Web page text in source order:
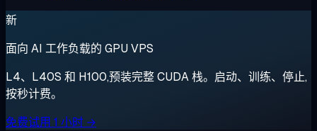
新
面向 AI 工作负载的 GPU VPS
L4、L40S 和 H100,预装完整 CUDA 栈。启动、训练、停止,
按秒计费。
免费试用 1 小时 →